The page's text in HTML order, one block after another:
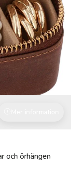
och örhängen